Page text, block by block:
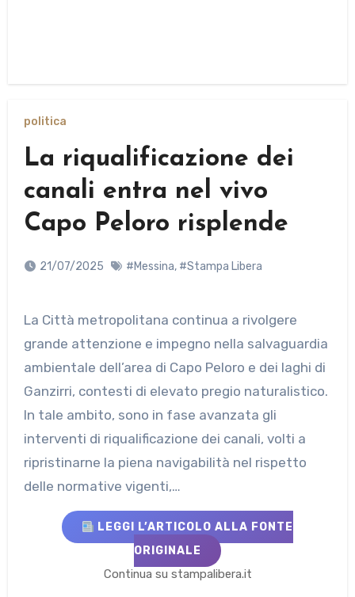
politica
La riqualificazione dei
canali entra nel vivo
Capo Peloro risplende
21/07/2025 #Messina, #Stampa Libera
La Città metropolitana continua a rivolgere
grande attenzione e impegno nella salvaguardia
ambientale dell’area di Capo Peloro e dei laghi di
Ganzirri, contesti di elevato pregio naturalistico.
In tale ambito, sono in fase avanzata gli
interventi di riqualificazione dei canali, volti a
ripristinarne la piena navigabilità nel rispetto
delle normative vigenti,…
LEGGI L’ARTICOLO ALLA FONTE
ORIGINALE
Continua su stampalibera.it